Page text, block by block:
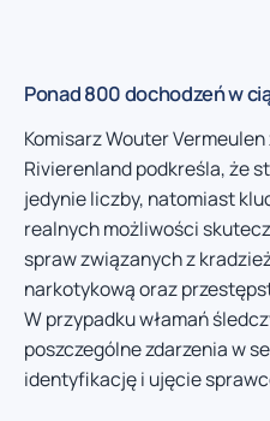
Ponad 800 dochodzeń w
Komisarz Wouter
Rivierenland podkreśla, że
jedynie liczby, natomiast
realnych możliwości
spraw związanych z
narkotykową oraz
W przypadku włamań
poszczególne zdarzenia w
identyfikację i ujęcie